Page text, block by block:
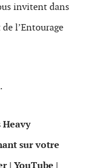
invitent dans
l’Entourage
sur votre
| YouTube |